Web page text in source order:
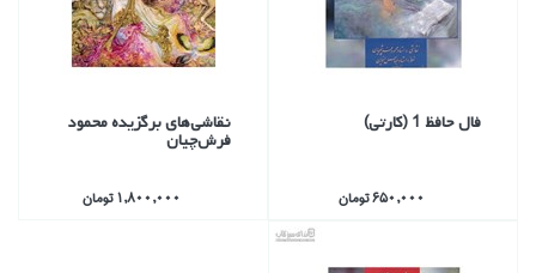
فال حافظ 1 (كارتي)
650,000 تومان
نقاشي‌هاي برگزيده محمود
فرش‌چيان
1,800,000 تومان